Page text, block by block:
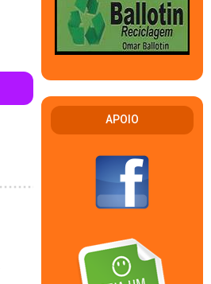
APOIO